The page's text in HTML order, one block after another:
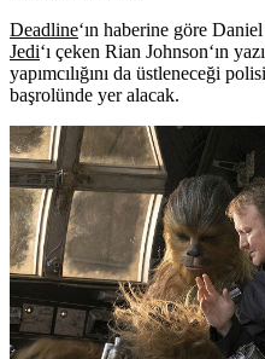
Deadline‘ın haberine göre
Jedi‘ı çeken Rian Johnson‘ın
yapımcılığını da üstleneceği
başrolünde yer alacak.